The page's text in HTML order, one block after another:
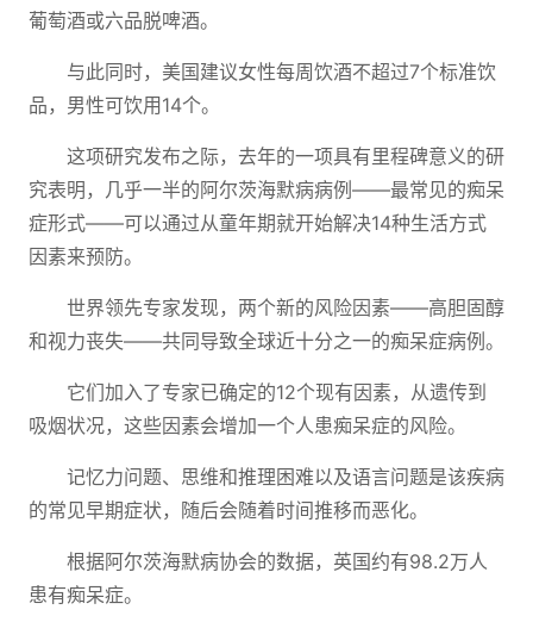
葡萄酒或六品脱啤酒。
与此同时，美国建议女性每周饮酒不超过7个标准饮
品，男性可饮用14个。
这项研究发布之际，去年的一项具有里程碑意义的研
究表明，几乎一半的阿尔茨海默病病例——最常见的痴呆
症形式——可以通过从童年期就开始解决14种生活方式
因素来预防。
世界领先专家发现，两个新的风险因素——高胆固醇
和视力丧失——共同导致全球近十分之一的痴呆症病例。
它们加入了专家已确定的12个现有因素，从遗传到
吸烟状况，这些因素会增加一个人患痴呆症的风险。
记忆力问题、思维和推理困难以及语言问题是该疾病
的常见早期症状，随后会随着时间推移而恶化。
根据阿尔茨海默病协会的数据，英国约有98.2万人
患有痴呆症。